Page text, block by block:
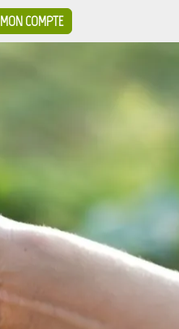
MON COMPTE